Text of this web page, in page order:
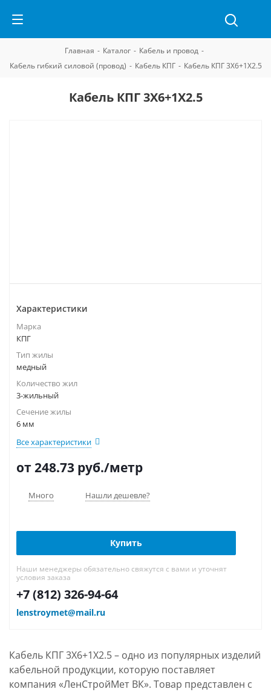
Главная - Каталог - Кабель и провод -
Кабель гибкий силовой (провод) - Кабель КПГ - Кабель КПГ 3Х6+1Х2.5
Кабель КПГ 3Х6+1Х2.5
Характеристики
Марка
КПГ
Тип жилы
медный
Количество жил
3-жильный
Сечение жилы
6 мм
Все характеристики
от 248.73 руб./метр
Много Нашли дешевле?
Купить
Наши менеджеры обязательно свяжутся с вами и уточнят
условия заказа
+7 (812) 326-94-64
lenstroymet@mail.ru
Кабель КПГ 3Х6+1Х2.5 – одно из популярных изделий
кабельной продукции, которую поставляет
компания «ЛенСтройМет ВК». Товар представлен с